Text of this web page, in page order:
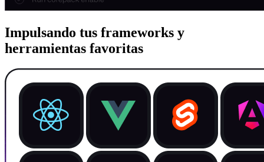
Impulsando tus frameworks y
herramientas favoritas